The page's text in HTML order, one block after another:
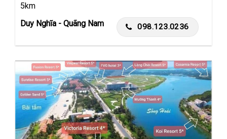
5km
Duy Nghĩa - Quãng Nam
098.123.0236